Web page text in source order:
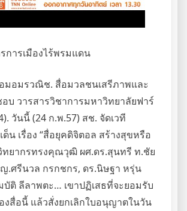
มอมรวณิช. สื่อมวลชนเสรีภาพและ
บ วารสารวิชาการมหาวิทยาลัยฟาร์
วันนี้ (24 ก.พ.57) สช. จัดเวที
ด็น เรื่อง “สื่อยุคดิจิตอล สร้างสุขหรือ
ทยากรทรงคุณวุฒิ ผศ.ดร.สุนทรี ท.ชัย
.ศรีนวล กรกชกร, ดร.นิษฐา หรุ่น
ติ ลีลาพตะ… เขาปฏิเสธที่จะยอมรับ
สื่อนี้ แล้วสั่งยกเลิกใบอนุญาตในวัน